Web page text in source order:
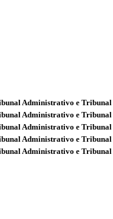
Administrativo e
Administrativo e
Administrativo e
Administrativo e
Administrativo e